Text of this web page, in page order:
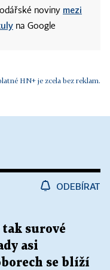
noviny mezi
na Google
HN+ je zcela bez reklam.
ODEBÍRAT
surové
asi
se blíží